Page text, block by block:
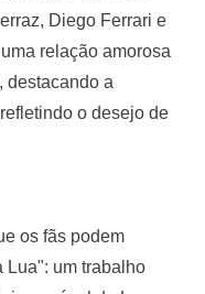
Diego Ferrari e
relação amorosa
destacando a
o desejo de
os fãs podem
Lua": um trabalho